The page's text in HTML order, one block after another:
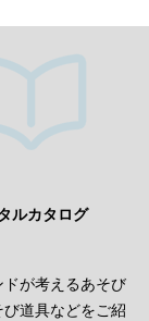
ルカタログ
ドが考えるあそび
道具などをご紹